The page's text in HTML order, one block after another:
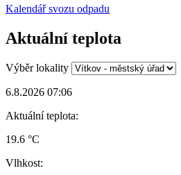
Kalendář svozu odpadu
Aktuální teplota
Výběr lokality
6.8.2026 07:06
Aktuální teplota:
19.6 °C
Vlhkost: